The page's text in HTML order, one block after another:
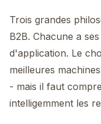
Trois grandes
B2B. Chacune a
d'application. Le
meilleures
- mais il faut
intelligemment les